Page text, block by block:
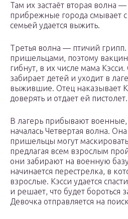
Там их застаёт вторая волна
прибрежные города смывает
семьей удается выжить.
Третья волна — птичий
пришельцами, поэтому
гибнут, в их числе мама
забирает детей и уходит в
выжившие. Отец наказывает
доверять и отдает ей пистолет.
В лагерь прибывают военные,
началась Четвертая волна. Она
пришельцы могут
предлагая всем взрослым
они забирают на военную
начинается перестрелка, в
взрослые. Кэсси удается
и решает, что будет бороться
Девочка отправляется на